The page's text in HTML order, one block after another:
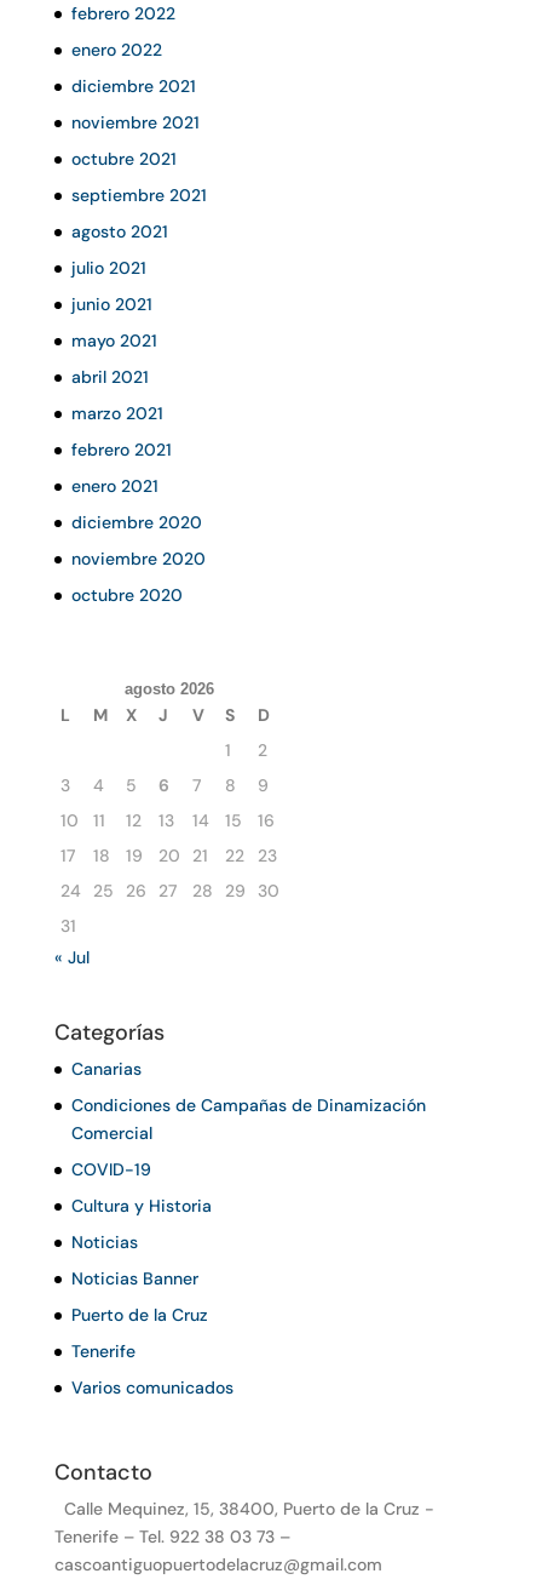
febrero 2022
enero 2022
diciembre 2021
noviembre 2021
octubre 2021
septiembre 2021
agosto 2021
julio 2021
junio 2021
mayo 2021
abril 2021
marzo 2021
febrero 2021
enero 2021
diciembre 2020
noviembre 2020
octubre 2020
agosto 2026
L M X J V S
D
1
2
3
4 5 6 7 8
9
10
11 12 13 14 15
16
17
18 19 20 21 22
23
24
25 26 27 28 29
30
31
« Jul
Categorías
Canarias
Condiciones de Campañas de Dinamización
Comercial
COVID-19
Cultura y Historia
Noticias
Noticias Banner
Puerto de la Cruz
Tenerife
Varios comunicados
Contacto
Calle Mequinez, 15, 38400, Puerto de la Cruz -
Tenerife – Tel. 922 38 03 73 –
cascoantiguopuertodelacruz@gmail.com